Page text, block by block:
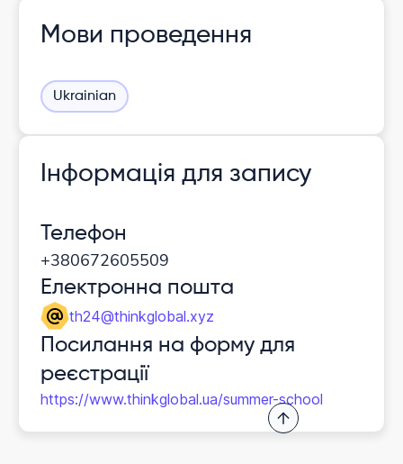
Мови проведення
Ukrainian
Інформація для запису
Телефон
+380672605509
Електронна пошта
th24@thinkglobal.xyz
Посилання на форму для
реєстрації
https://www.thinkglobal.ua/summer-school